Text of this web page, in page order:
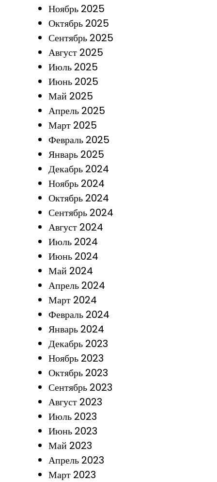
Ноябрь 2025
Октябрь 2025
Сентябрь 2025
Август 2025
Июль 2025
Июнь 2025
Май 2025
Апрель 2025
Март 2025
Февраль 2025
Январь 2025
Декабрь 2024
Ноябрь 2024
Октябрь 2024
Сентябрь 2024
Август 2024
Июль 2024
Июнь 2024
Май 2024
Апрель 2024
Март 2024
Февраль 2024
Январь 2024
Декабрь 2023
Ноябрь 2023
Октябрь 2023
Сентябрь 2023
Август 2023
Июль 2023
Июнь 2023
Май 2023
Апрель 2023
Март 2023